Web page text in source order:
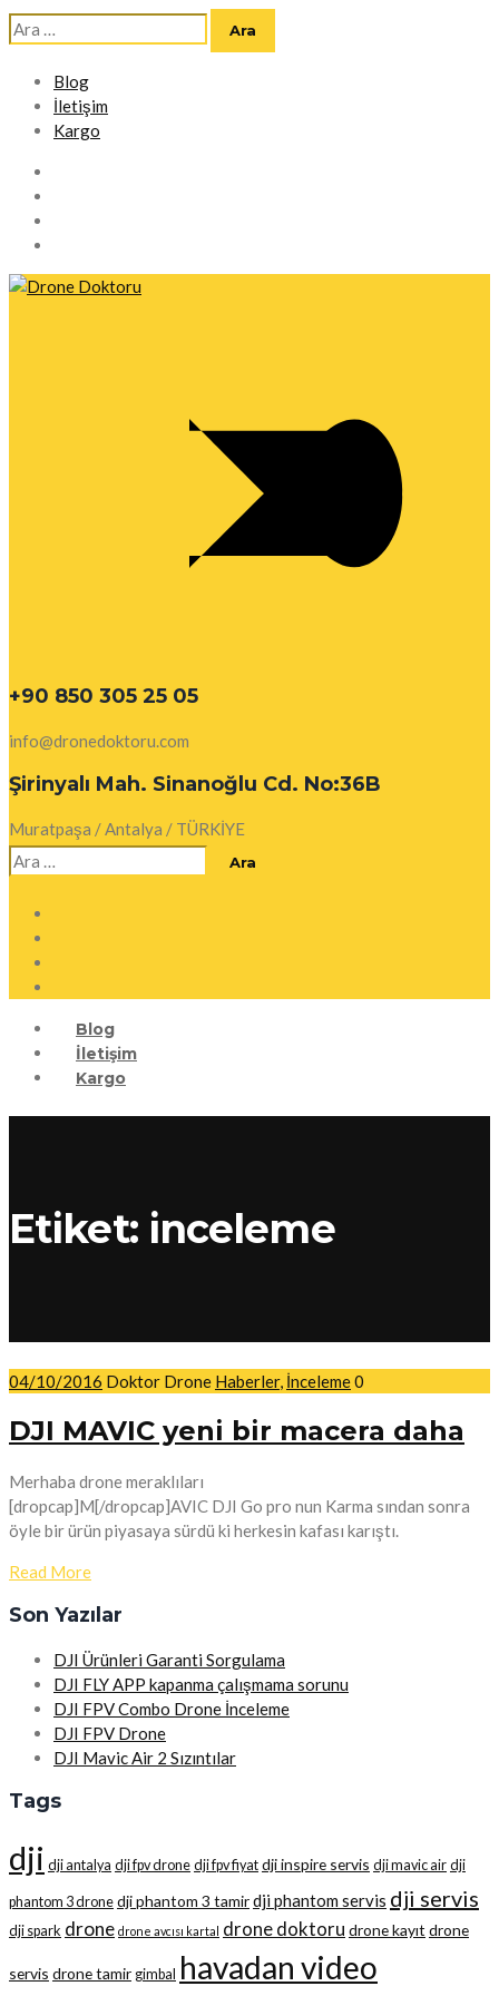
Arama:
Blog
İletişim
Kargo
+90 850 305 25 05
info@dronedoktoru.com
Şirinyalı Mah. Sinanoğlu Cd. No:36B
Muratpaşa / Antalya / TÜRKİYE
Arama:
Blog
İletişim
Kargo
Etiket: inceleme
04/10/2016 Doktor Drone Haberler, İnceleme0
DJI MAVIC yeni bir macera daha
Merhaba drone meraklıları
[dropcap]M[/dropcap]AVIC DJI Go pro nun Karma sından sonra
öyle bir ürün piyasaya sürdü ki herkesin kafası karıştı.
Read More
Son Yazılar
DJI Ürünleri Garanti Sorgulama
DJI FLY APP kapanma çalışmama sorunu
DJI FPV Combo Drone İnceleme
DJI FPV Drone
DJI Mavic Air 2 Sızıntılar
Tags
dji dji antalya dji fpv drone dji fpv fiyat dji inspire servis dji mavic air dji
phantom 3 drone dji phantom 3 tamirdji phantom servis dji servis
dji spark drone drone avcısı kartal drone doktoru drone kayıt drone
servis drone tamir gimbal havadan video